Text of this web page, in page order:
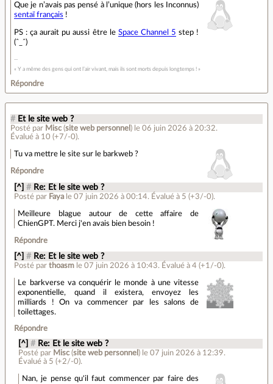
Que je n’avais pas pensé à l’unique (hors les Inconnus)
sentaï français !
PS : ça aurait pu aussi être le Space Channel 5 step !
(ˆ_ˆ)
« Y a même des gens qui ont l’air vivant, mais ils sont morts depuis longtemps ! »
Répondre
# Et le site web ?
Posté par Misc(site web personnel ) le 06 juin 2026 à 20:32.
Évalué à 10 (+7/-0).
Tu va mettre le site sur le barkweb ?
Répondre
[^] # Re: Et le site web ?
Posté par Faya le 07 juin 2026 à 00:14. Évalué à 5 (+3/-0).
Meilleure blague autour de cette affaire de
ChienGPT. Merci j'en avais bien besoin !
Répondre
[^] # Re: Et le site web ?
Posté parthoasm le 07 juin 2026 à 10:43. Évalué à4 (+1/-0).
Le barkverse va conquérir le monde à une vitesse
exponentielle, quand il existera, envoyez les
milliards ! On va commencer par les salons de
toilettages.
Répondre
[^] # Re: Et le site web ?
Posté par Misc(site web personnel ) le 07 juin 2026 à 12:39.
Évalué à 5 (+2/-0).
Nan, je pense qu'il faut commencer par faire des